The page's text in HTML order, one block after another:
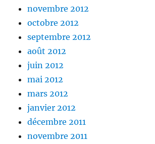
novembre 2012
octobre 2012
septembre 2012
août 2012
juin 2012
mai 2012
mars 2012
janvier 2012
décembre 2011
novembre 2011